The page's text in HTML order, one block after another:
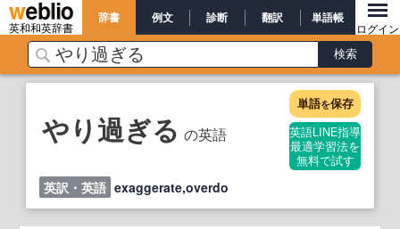
英和和英辞書
辞書 例文 診断 翻訳 単語帳
ログイン
やり過ぎる の英語
単語を保存
英語LINE指導
最適学習法を
無料で試す
英訳・英語 exaggerate,overdo